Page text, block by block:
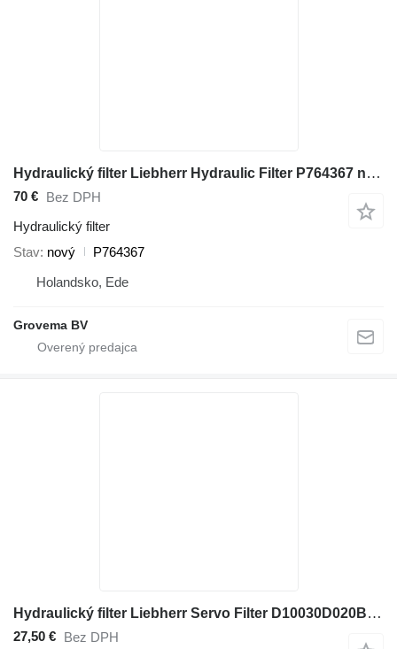
Hydraulický filter Liebherr Hydraulic Filter P764367 na rýpadla
70 € Bez DPH
Hydraulický filter
Stav nový
P764367
Holandsko, Ede
Grovema BV
Hydraulický filter Liebherr Servo Filter D10030D020BN na stavebného stroja Liebherr
27,50 € Bez DPH